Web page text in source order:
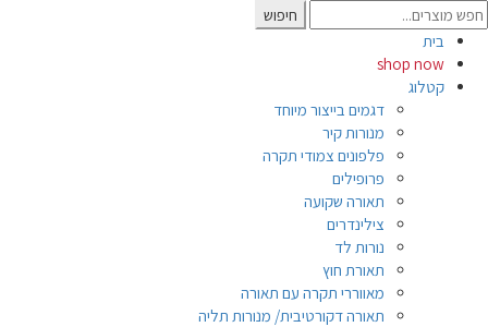
Search
for:
חיפוש
בית
shop now
קטלוג
דגמים בייצור מיוחד
מנורות קיר
פלפונים צמודי תקרה
פרופילים
תאורה שקועה
צילינדרים
נורות לד
תאורת חוץ
מאווררי תקרה עם תאורה
תאורה דקורטיבית/ מנורות תליה